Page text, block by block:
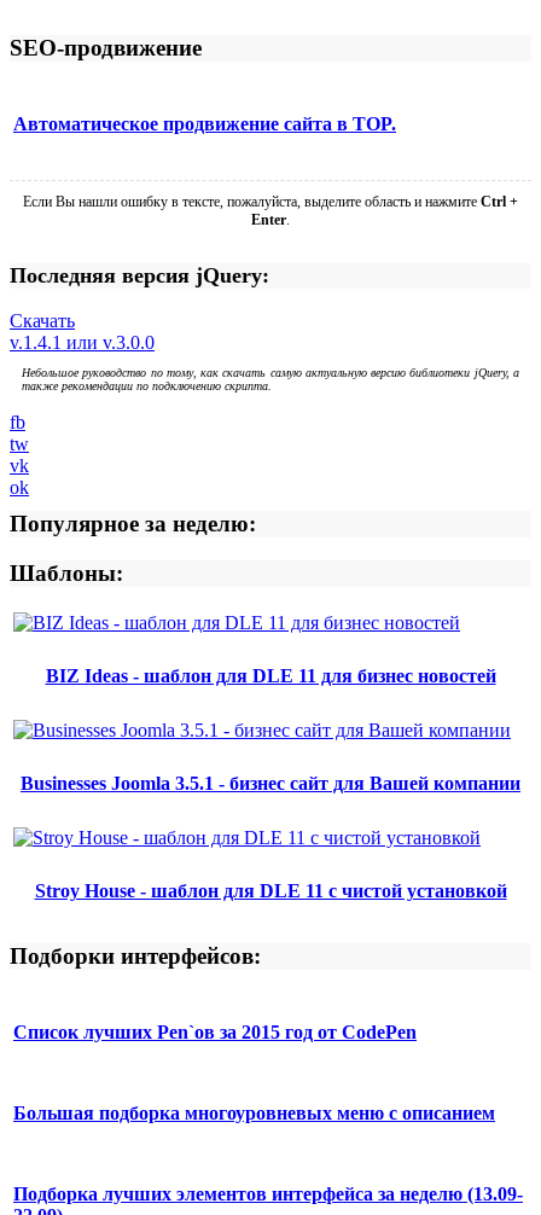
SEO-продвижение
Автоматическое продвижение сайта в TOP.
Если Вы нашли ошибку в тексте, пожалуйста, выделите область и нажмите Ctrl +
Enter.
Последняя версия jQuery:
Скачать
v.1.4.1 или v.3.0.0
Небольшое руководство по тому, как скачать самую актуальную версию библиотеки jQuery, а
также рекомендации по подключению скрипта.
fb
tw
vk
ok
Популярное за неделю:
Шаблоны:
BIZ Ideas - шаблон для DLE 11 для бизнес новостей
Businesses Joomla 3.5.1 - бизнес сайт для Вашей компании
Stroy House - шаблон для DLE 11 с чистой установкой
Подборки интерфейсов:
Список лучших Pen`ов за 2015 год от CodePen
Большая подборка многоуровневых меню с описанием
Подборка лучших элементов интерфейса за неделю (13.09-